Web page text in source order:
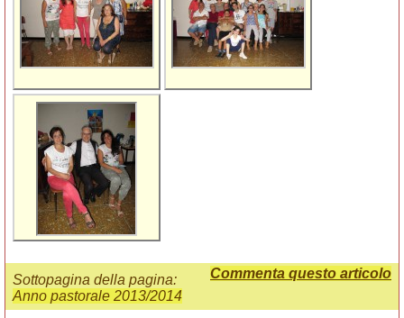
Commenta questo articolo
Sottopagina della pagina:
Anno pastorale 2013/2014